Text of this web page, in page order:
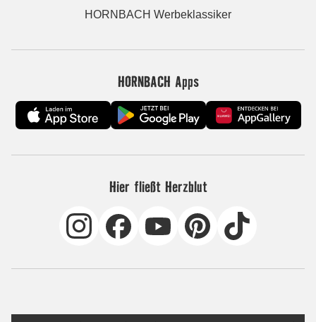
HORNBACH Werbeklassiker
HORNBACH Apps
Hier fließt Herzblut